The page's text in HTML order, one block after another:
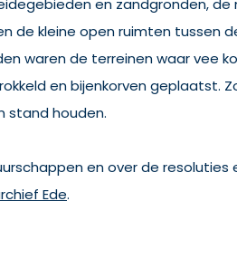
en zandgronden,
de kleine open ruimten tussen
waren de terreinen waar vee
en bijenkorven geplaatst.
stand houden.
en over de
Ede.